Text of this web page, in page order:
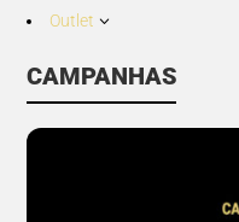
Outlet 3
CAMPANHAS